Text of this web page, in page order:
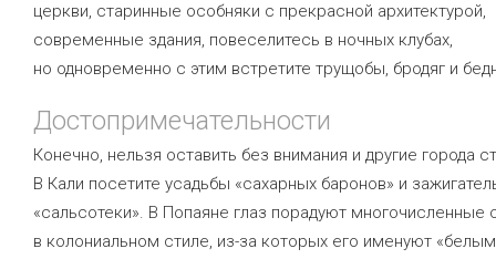
церкви, старинные особняки с прекрасной архитектурой,
современные здания, повеселитесь в ночных клубах,
но одновременно с этим встретите трущобы, бродяг и
Достопримечательности
Конечно, нельзя оставить без внимания и другие города
В Кали посетите усадьбы «сахарных баронов» и
«сальсотеки». В Попаяне глаз порадуют многочисленные
в колониальном стиле, из-за которых его именуют